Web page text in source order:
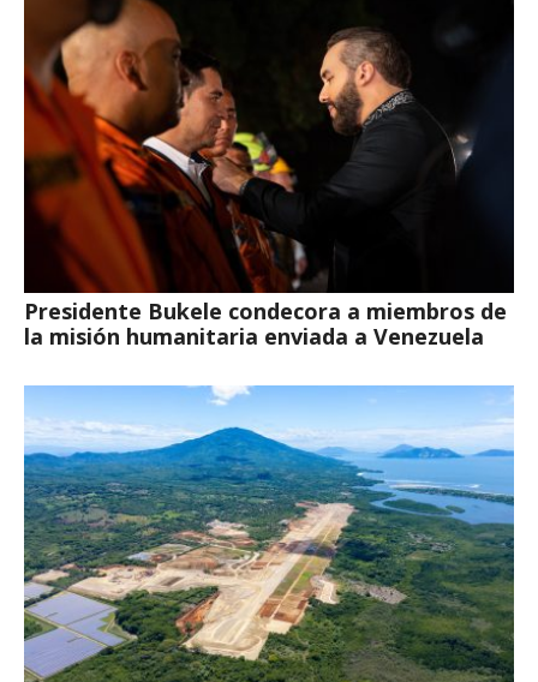
Presidente Bukele condecora a miembros de
la misión humanitaria enviada a Venezuela